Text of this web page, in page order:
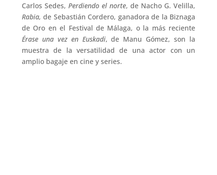
Carlos Sedes, Perdiendo el norte, de Nacho G. Velilla,
Rabia, de Sebastián Cordero, ganadora de la Biznaga
de Oro en el Festival de Málaga, o la más reciente
Érase una vez en Euskadi, de Manu Gómez, son la
muestra de la versatilidad de una actor con un
amplio bagaje en cine y series.